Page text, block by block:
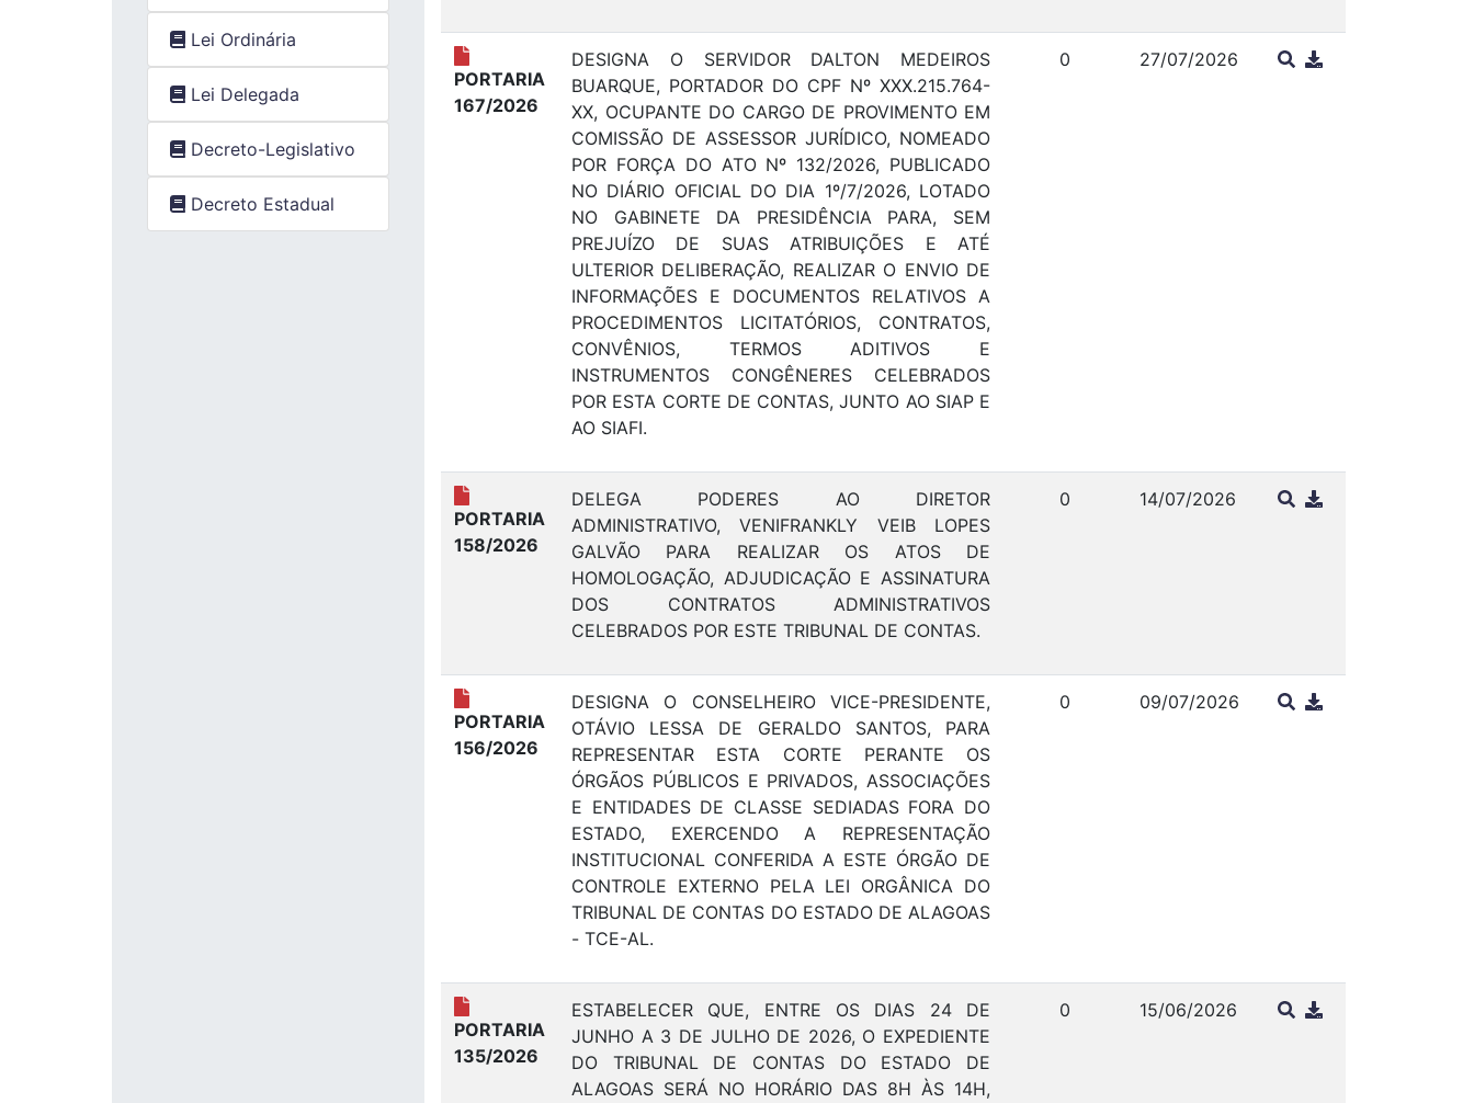
Lei Ordinária
Lei Delegada
Decreto-Legislativo
Decreto Estadual
PORTARIA
167/2026
DESIGNA O SERVIDOR DALTON MEDEIROS
BUARQUE, PORTADOR DO CPF Nº XXX.215.764-
XX, OCUPANTE DO CARGO DE PROVIMENTO EM
COMISSÃO DE ASSESSOR JURÍDICO, NOMEADO
POR FORÇA DO ATO Nº 132/2026, PUBLICADO
NO DIÁRIO OFICIAL DO DIA 1º/7/2026, LOTADO
NO GABINETE DA PRESIDÊNCIA PARA, SEM
PREJUÍZO DE SUAS ATRIBUIÇÕES E ATÉ
ULTERIOR DELIBERAÇÃO, REALIZAR O ENVIO DE
INFORMAÇÕES E DOCUMENTOS RELATIVOS A
PROCEDIMENTOS LICITATÓRIOS, CONTRATOS,
CONVÊNIOS, TERMOS ADITIVOS E
INSTRUMENTOS CONGÊNERES CELEBRADOS
POR ESTA CORTE DE CONTAS, JUNTO AO SIAP E
AO SIAFI.
0 27/07/2026
PORTARIA
158/2026
DELEGA PODERES AO DIRETOR
ADMINISTRATIVO, VENIFRANKLY VEIB LOPES
GALVÃO PARA REALIZAR OS ATOS DE
HOMOLOGAÇÃO, ADJUDICAÇÃO E ASSINATURA
DOS CONTRATOS ADMINISTRATIVOS
CELEBRADOS POR ESTE TRIBUNAL DE CONTAS.
0 14/07/2026
PORTARIA
156/2026
DESIGNA O CONSELHEIRO VICE-PRESIDENTE,
OTÁVIO LESSA DE GERALDO SANTOS, PARA
REPRESENTAR ESTA CORTE PERANTE OS
ÓRGÃOS PÚBLICOS E PRIVADOS, ASSOCIAÇÕES
E ENTIDADES DE CLASSE SEDIADAS FORA DO
ESTADO, EXERCENDO A REPRESENTAÇÃO
INSTITUCIONAL CONFERIDA A ESTE ÓRGÃO DE
CONTROLE EXTERNO PELA LEI ORGÂNICA DO
TRIBUNAL DE CONTAS DO ESTADO DE ALAGOAS
- TCE-AL.
0 09/07/2026
PORTARIA
135/2026
ESTABELECER QUE, ENTRE OS DIAS 24 DE
JUNHO A 3 DE JULHO DE 2026, O EXPEDIENTE
DO TRIBUNAL DE CONTAS DO ESTADO DE
ALAGOAS SERÁ NO HORÁRIO DAS 8H ÀS 14H,
0 15/06/2026